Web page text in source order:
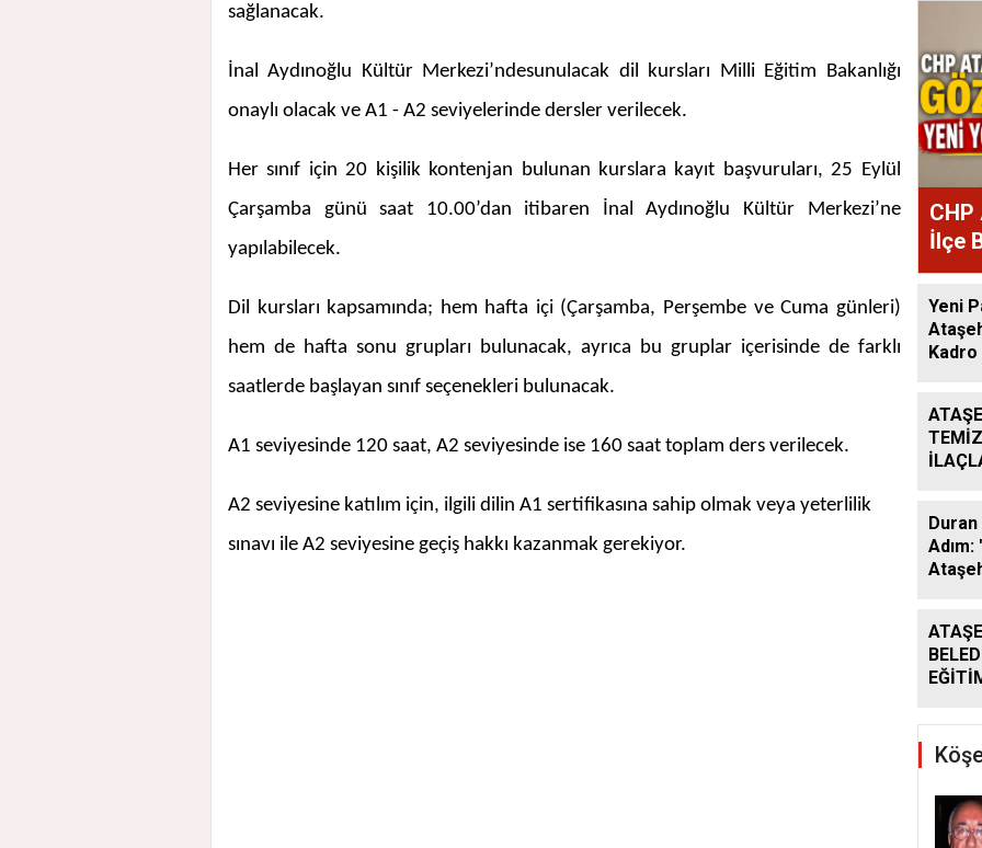
sağlanacak.
İnal Aydınoğlu Kültür Merkezi’ndesunulacak dil kursları Milli Eğitim Bakanlığı
onaylı olacak ve A1 - A2 seviyelerinde dersler verilecek.
Her sınıf için 20 kişilik kontenjan bulunan kurslara kayıt başvuruları, 25 Eylül
Çarşamba günü saat 10.00’dan itibaren İnal Aydınoğlu Kültür Merkezi’ne
yapılabilecek.
Dil kursları kapsamında; hem hafta içi (Çarşamba, Perşembe ve Cuma günleri)
hem de hafta sonu grupları bulunacak, ayrıca bu gruplar içerisinde de farklı
saatlerde başlayan sınıf seçenekleri bulunacak.
A1 seviyesinde 120 saat, A2 seviyesinde ise 160 saat toplam ders verilecek.
A2 seviyesine katılım için, ilgili dilin A1 sertifikasına sahip olmak veya yeterlilik
sınavı ile A2 seviyesine geçiş hakkı kazanmak gerekiyor.
CHP
İlçe
Yeni
Adım: